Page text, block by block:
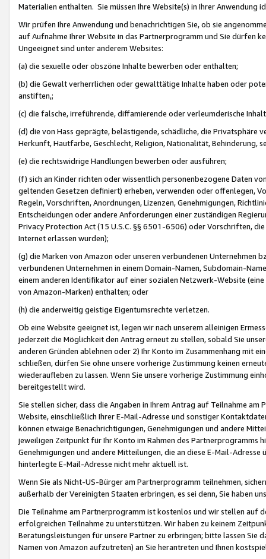
Materialien enthalten. Sie müssen Ihre Website(s) in Ihrer Anwendung
Wir prüfen Ihre Anwendung und benachrichtigen Sie, ob sie
auf Aufnahme Ihrer Website in das Partnerprogramm und Sie dürfen
Ungeeignet sind unter anderem Websites:
(a) die sexuelle oder obszöne Inhalte bewerben oder enthalten;
(b) die Gewalt verherrlichen oder gewalttätige Inhalte haben oder
anstiften,;
(c) die falsche, irreführende, diffamierende oder verleumderische
(d) die von Hass geprägte, belästigende, schädliche, die Privatsphäre
Herkunft, Hautfarbe, Geschlecht, Religion, Nationalität, Behinderung,
(e) die rechtswidrige Handlungen bewerben oder ausführen;
(f) sich an Kinder richten oder wissentlich personenbezogene Daten
geltenden Gesetzen definiert) erheben, verwenden oder offenlegen,
Regeln, Vorschriften, Anordnungen, Lizenzen, Genehmigungen,
Entscheidungen oder andere Anforderungen einer zuständigen
Privacy Protection Act (15 U.S.C. §§ 6501-6506) oder Vorschriften,
Internet erlassen wurden);
(g) die Marken von Amazon oder unseren verbundenen Unternehmen
verbundenen Unternehmen in einem Domain-Namen, Subdomain-
einem anderen Identifikator auf einer sozialen Netzwerk-Website
von Amazon-Marken) enthalten; oder
(h) die anderweitig geistige Eigentumsrechte verletzen.
Ob eine Website geeignet ist, legen wir nach unserem alleinigen
jederzeit die Möglichkeit den Antrag erneut zu stellen, sobald Sie
anderen Gründen ablehnen oder 2) Ihr Konto im Zusammenhang mit
schließen, dürfen Sie ohne unsere vorherige Zustimmung keinen
wiederaufleben zu lassen. Wenn Sie unsere vorherige Zustimmung
bereitgestellt wird.
Sie stellen sicher, dass die Angaben in Ihrem Antrag auf Teilnahme
Website, einschließlich Ihrer E-Mail-Adresse und sonstiger
können etwaige Benachrichtigungen, Genehmigungen und andere
jeweiligen Zeitpunkt für Ihr Konto im Rahmen des Partnerprogramms
Genehmigungen und andere Mitteilungen, die an diese E-Mail-
hinterlegte E-Mail-Adresse nicht mehr aktuell ist.
Wenn Sie als Nicht-US-Bürger am Partnerprogramm teilnehmen,
außerhalb der Vereinigten Staaten erbringen, es sei denn, Sie haben
Die Teilnahme am Partnerprogramm ist kostenlos und wir stellen auf
erfolgreichen Teilnahme zu unterstützen. Wir haben zu keinem
Beratungsleistungen für unsere Partner zu erbringen; bitte lassen Sie
Namen von Amazon aufzutreten) an Sie herantreten und Ihnen